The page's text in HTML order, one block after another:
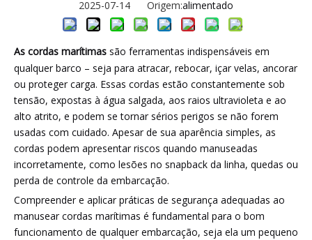
2025-07-14 Origem:alimentado
As cordas marítimas são ferramentas indispensáveis ​​em
qualquer barco – seja para atracar, rebocar, içar velas, ancorar
ou proteger carga. Essas cordas estão constantemente sob
tensão, expostas à água salgada, aos raios ultravioleta e ao
alto atrito, e podem se tornar sérios perigos se não forem
usadas com cuidado. Apesar de sua aparência simples, as
cordas podem apresentar riscos quando manuseadas
incorretamente, como lesões no snapback da linha, quedas ou
perda de controle da embarcação.
Compreender e aplicar práticas de segurança adequadas ao
manusear cordas marítimas é fundamental para o bom
funcionamento de qualquer embarcação, seja ela um pequeno